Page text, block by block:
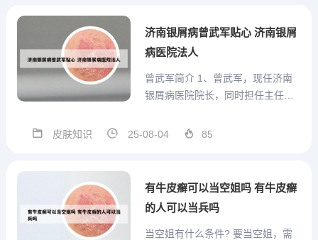
而更具优势。因此，在选择药物
济南银屑病曾武军贴心 济南银屑
病医院法人
曾武军简介 1、曾武军，现任济南
银屑病医院院长，同时担任主任医
一生享受国务院颁发的知识分子特
东大学医学院的副院长。他还是国
皮肤知识 25-08-04 85
有牛皮癣可以当空姐吗 有牛皮癣
的人可以当兵吗
当空姐有什么条件? 要当空姐，需